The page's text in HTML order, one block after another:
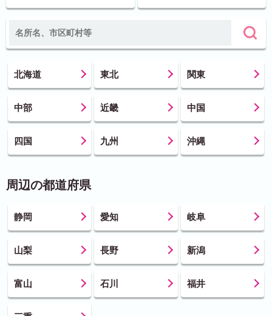
北海道 東北 関東
中部 近畿 中国
四国 九州 沖縄
周辺の都道府県
静岡 愛知 岐阜
山梨 長野 新潟
富山 石川 福井